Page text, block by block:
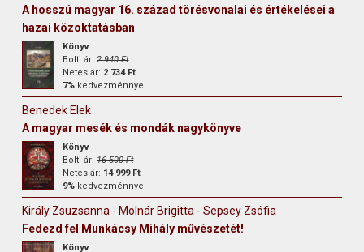
A hosszú magyar 16. század törésvonalai és értékelései a
hazai közoktatásban
Könyv
Bolti ár:2 940 Ft
Netes ár: 2 734 Ft
7% kedvezménnyel
Benedek Elek
A magyar mesék és mondák nagykönyve
Könyv
Bolti ár:16 500 Ft
Netes ár: 14 999 Ft
9% kedvezménnyel
Király Zsuzsanna - Molnár Brigitta - Sepsey Zsófia
Fedezd fel Munkácsy Mihály művészetét!
Könyv